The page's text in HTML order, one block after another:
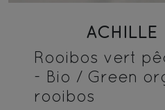
ACHILLE
Rooibos vert
- Bio / Green
rooibos